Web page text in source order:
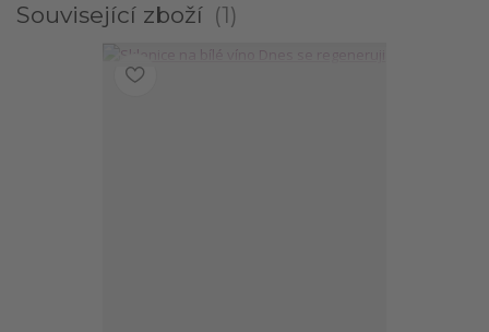
Související zboží 1